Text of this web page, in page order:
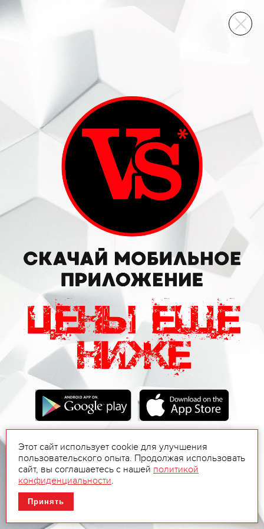
ВИННЫЙ СКЛАД
Этот сайт использует cookie для улучшения
пользовательского опыта. Продолжая использовать
сайт, вы соглашаетесь с нашей политикой
конфиденциальности.
Принять